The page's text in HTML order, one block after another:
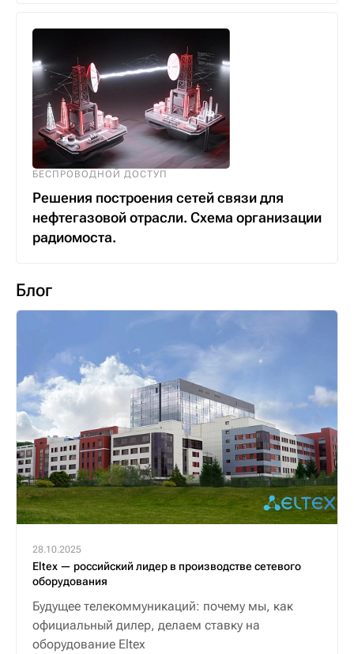
БЕСПРОВОДНОЙ ДОСТУП
Решения построения сетей связи для
нефтегазовой отрасли. Схема организации
радиомоста.
Блог
28.10.2025
Eltex — российский лидер в производстве сетевого
оборудования
Будущее телекоммуникаций: почему мы, как
официальный дилер, делаем ставку на
оборудование Eltex